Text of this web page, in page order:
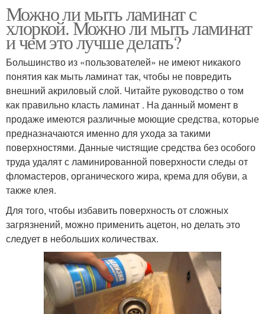
Можно ли мыть ламинат с
хлоркой. Можно ли мыть ламинат
и чем это лучше делать?
Большинство из «пользователей» не имеют никакого
понятия как мыть ламинат так, чтобы не повредить
внешний акриловый слой. Читайте руководство о том
как правильно класть ламинат . На данный момент в
продаже имеются различные моющие средства, которые
предназначаются именно для ухода за такими
поверхностями. Данные чистящие средства без особого
труда удалят с ламинированной поверхности следы от
фломастеров, органического жира, крема для обуви, а
также клея.
Для того, чтобы избавить поверхность от сложных
загрязнений, можно применить ацетон, но делать это
следует в небольших количествах.